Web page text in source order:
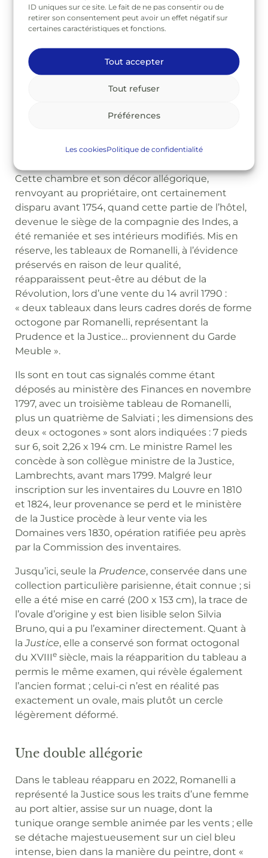
ID uniques sur ce site. Le fait de ne pas consentir ou de
retirer son consentement peut avoir un effet négatif sur
certaines caractéristiques et fonctions.
Tout accepter
Tout refuser
Préférences
Les cookiesPolitique de confidentialité
la voûte © Wikimedia Commons
Un décor démonté
Cette chambre et son décor allégorique,
renvoyant au propriétaire, ont certainement
disparu avant 1754, quand cette partie de l’hôtel,
devenue le siège de la compagnie des Indes, a
été remaniée et ses intérieurs modifiés. Mis en
réserve, les tableaux de Romanelli, à l’évidence
préservés en raison de leur qualité,
réapparaissent peut-être au début de la
Révolution, lors d’une vente du 14 avril 1790 :
« deux tableaux dans leurs cadres dorés de forme
octogone par Romanelli, représentant la
Prudence et la Justice… proviennent du Garde
Meuble ».
Ils sont en tout cas signalés comme étant
déposés au ministère des Finances en novembre
1797, avec un troisième tableau de Romanelli,
plus un quatrième de Salviati ; les dimensions des
deux « octogones » sont alors indiquées : 7 pieds
sur 6, soit 2,26 x 194 cm. Le ministre Ramel les
concède à son collègue ministre de la Justice,
Lambrechts, avant mars 1799. Malgré leur
inscription sur les inventaires du Louvre en 1810
et 1824, leur provenance se perd et le ministère
de la Justice procède à leur vente via les
Domaines vers 1830, opération ratifiée peu après
par la Commission des inventaires.
Jusqu’ici, seule la Prudence, conservée dans une
collection particulière parisienne, était connue ; si
elle a été mise en carré (200 x 153 cm), la trace de
l’ovale d’origine y est bien lisible selon Silvia
Bruno, qui a pu l’examiner directement. Quant à
laJustice, elle a conservé son format octogonal
du XVIIIe siècle, mais la réapparition du tableau a
permis le même examen, qui révèle également
l’ancien format ; celui-ci n’est en réalité pas
exactement un ovale, mais plutôt un cercle
légèrement déformé.
Une double allégorie
Dans le tableau réapparu en 2022, Romanelli a
représenté la Justice sous les traits d’une femme
au port altier, assise sur un nuage, dont la
tunique orange semble animée par les vents ; elle
se détache majestueusement sur un ciel bleu
intense, bien dans la manière du peintre, dont «